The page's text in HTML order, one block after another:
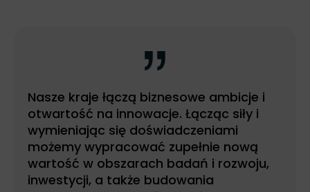
Nasze kraje łączą biznesowe ambicje i
otwartość na innowacje. Łącząc siły i
wymieniając się doświadczeniami
możemy wypracować zupełnie nową
wartość w obszarach badań i rozwoju,
inwestycji, a także budowania